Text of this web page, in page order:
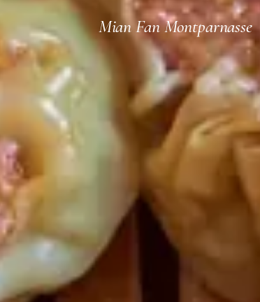
Mian Fan Montparnasse